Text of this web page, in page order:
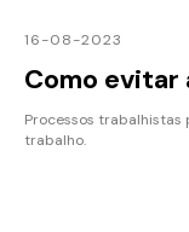
16-08-2023
Como evitar
Processos
trabalho.